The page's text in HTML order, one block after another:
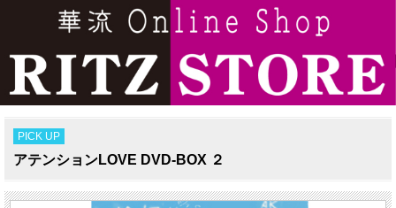
PICK UP
アテンションLOVE DVD-BOX ２